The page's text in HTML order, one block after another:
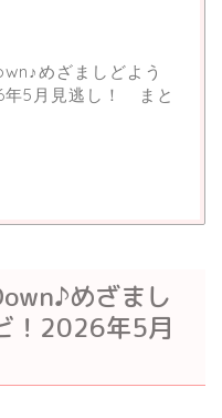
めざましどよう
年5月見逃し！ まと
めざまし
！2026年5月